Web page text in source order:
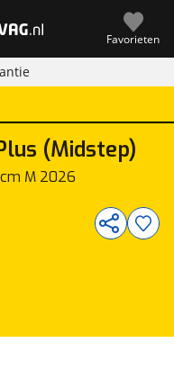
Favorieten
(Midstep)
50cm M 2026
1/2